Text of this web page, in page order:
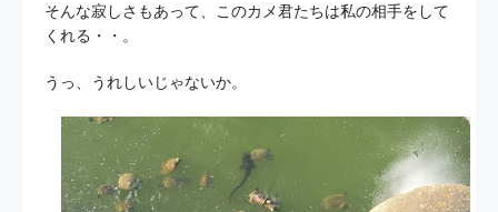
そんな寂しさもあって、このカメ君たちは私の相手をして
くれる・・。
うっ、うれしいじゃないか。